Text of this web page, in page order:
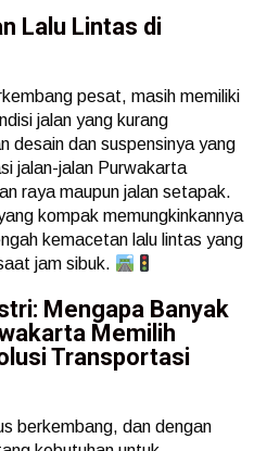
Lalu Lintas di
pesat, masih memiliki
jalan yang kurang
desain dan suspensinya yang
jalan-jalan Purwakarta
raya maupun jalan setapak.
kompak memungkinkannya
kemacetan lalu lintas yang
jam sibuk.
Mengapa Banyak
Memilih
Transportasi
berkembang, dan dengan